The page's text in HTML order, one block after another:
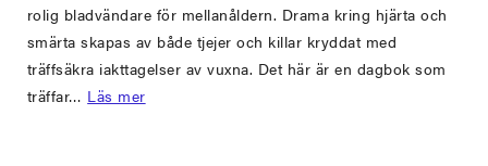
rolig bladvändare för mellanåldern. Drama kring hjärta och
smärta skapas av både tjejer och killar kryddat med
träffsäkra iakttagelser av vuxna. Det här är en dagbok som
träffar… Läs mer